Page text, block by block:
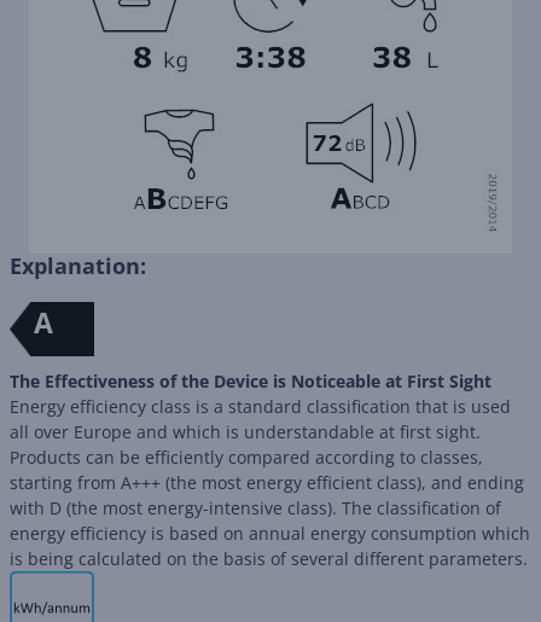
Explanation:
A
The Effectiveness of the Device is Noticeable at First Sight
Energy efficiency class is a standard classification that is used
all over Europe and which is understandable at first sight.
Products can be efficiently compared according to classes,
starting from A+++ (the most energy efficient class), and ending
with D (the most energy-intensive class). The classification of
energy efficiency is based on annual energy consumption which
is being calculated on the basis of several different parameters.